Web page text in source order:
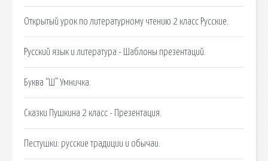
Открытый урок по литературному чтению 2 класс Русские.
Русский язык и литература - Шаблоны презентаций.
Буква “Ш” Умничка.
Сказки Пушкина 2 класс - Презентация.
Пестушки: русские традиции и обычаи.